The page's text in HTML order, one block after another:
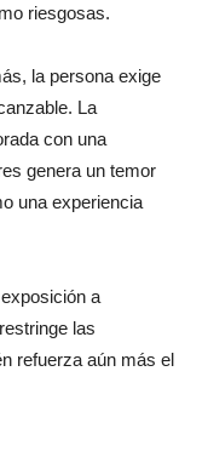
riesgosas.
la persona exige
La
con una
genera un temor
una experiencia
a
las
refuerza aún más el